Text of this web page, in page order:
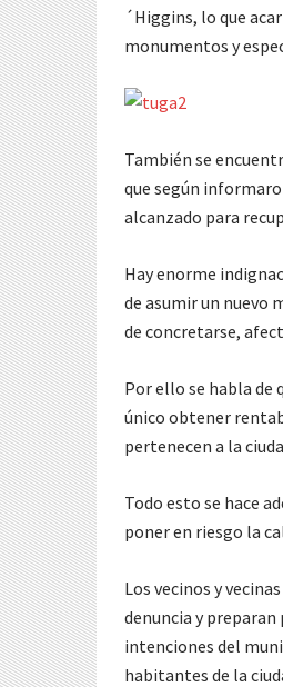
´Higgins, lo que
monumentos y
También se
que según
alcanzado para
Hay enorme
de asumir un nuevo
de concretarse,
Por ello se habla de
único obtener
pertenecen a la
Todo esto se hace
poner en riesgo la
Los vecinos y
denuncia y
intenciones del
habitantes de la